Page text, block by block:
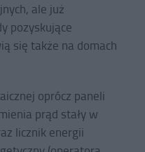
ale już
pozyskujące
się także na domach
oprócz paneli
prąd stały w
licznik energii